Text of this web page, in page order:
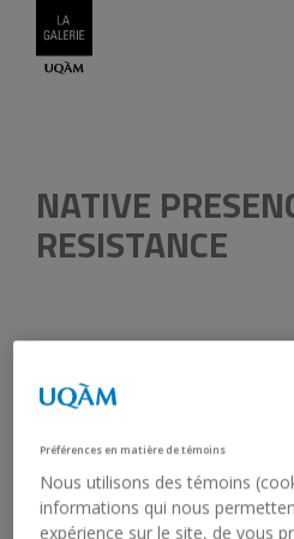
NATIVE
RESISTANCE
May 22, 2018, 12:00 pm - 2:00 pm
In English
Free admission
Guest speakers: Niki Little and
Préférences en matière de témoins
Nous utilisons des témoins
informations qui nous
expérience sur le site, de vous